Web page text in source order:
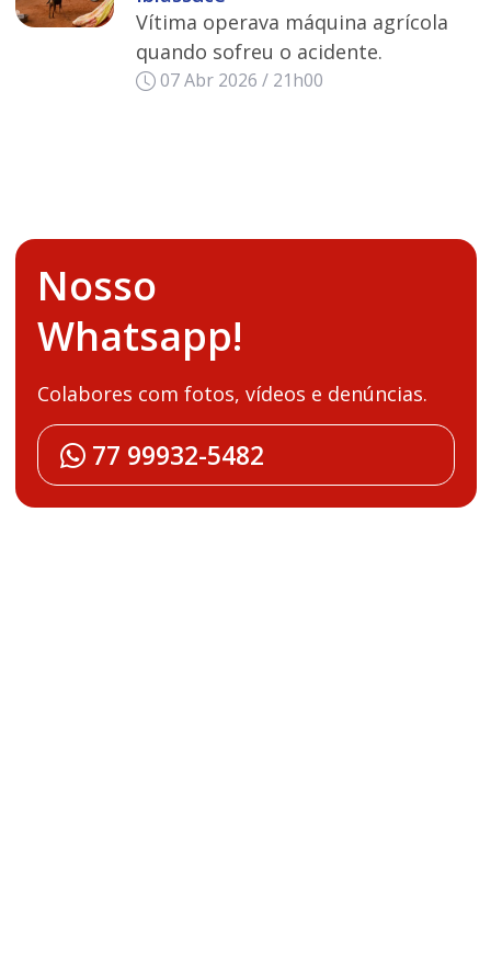
Vítima operava máquina agrícola
quando sofreu o acidente.
07 Abr 2026 / 21h00
Nosso
Whatsapp!
Colabores com fotos, vídeos e denúncias.
77 99932-5482